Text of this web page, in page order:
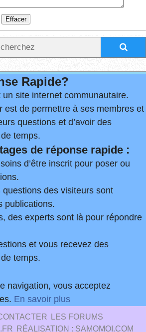
Rapide?
site internet communautaire.
est de permettre à ses membres et
questions et d’avoir des
temps.
de réponse rapide :
d’être inscrit pour poser ou
des visiteurs sont
publications.
des experts sont là pour répondre
et vous recevez des
temps.
navigation, vous acceptez
En savoir plus
LES FORUMS
RÉALISATION : SAMOMOI.COM